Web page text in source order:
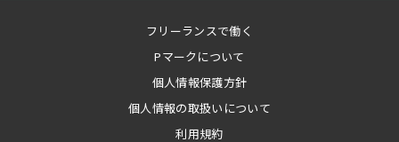
フリーランスで働く
Pマークについて
個人情報保護方針
個人情報の取扱いについて
利用規約